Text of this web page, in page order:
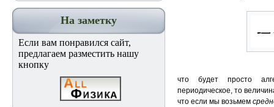
На заметку
Если вам понравился сайт,
предлагаем разместить нашу
кнопку
что будет просто
периодическое, то
что если мы возьмем